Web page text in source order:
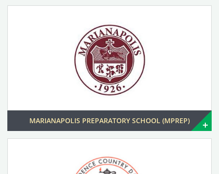
MARIANAPOLIS PREPARATORY SCHOOL (MPREP)